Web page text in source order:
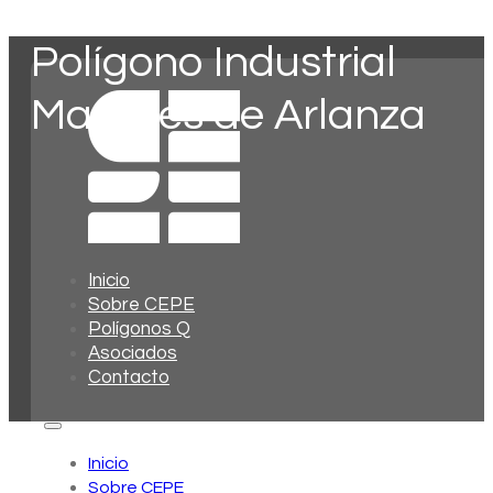
Inicio
Sobre CEPE
Polígonos Q
Asociados
Contacto
Inicio
Sobre CEPE
Polígono Industrial
Marqués de Arlanza